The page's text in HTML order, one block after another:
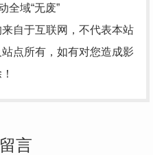
全域“无废”
自于互联网，不代表本站
点所有，如有对您造成影
言